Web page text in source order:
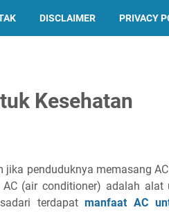
DISCLAIMER PRIVACY
Kesehatan
penduduknya memasang
(air conditioner) adalah alat
terdapatmanfaat AC